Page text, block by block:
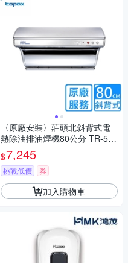
〈原廠安裝〉莊頭北斜背式電
熱除油排油煙機80公分 TR-530
1H
$7,245
挑戰低價 券
加入購物車